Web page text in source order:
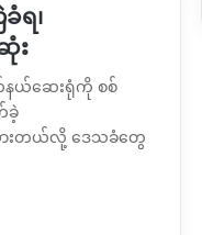
ရ၊
း
ယ်ဆေးရုံကို စစ်
ခဲ့
ားတယ်လို့ ဒေသခံတွေ